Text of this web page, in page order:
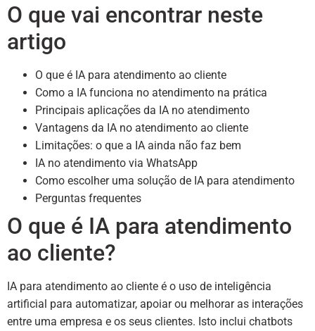
O que vai encontrar neste
artigo
O que é IA para atendimento ao cliente
Como a IA funciona no atendimento na prática
Principais aplicações da IA no atendimento
Vantagens da IA no atendimento ao cliente
Limitações: o que a IA ainda não faz bem
IA no atendimento via WhatsApp
Como escolher uma solução de IA para atendimento
Perguntas frequentes
O que é IA para atendimento
ao cliente?
IA para atendimento ao cliente é o uso de inteligência
artificial para automatizar, apoiar ou melhorar as interações
entre uma empresa e os seus clientes. Isto inclui chatbots